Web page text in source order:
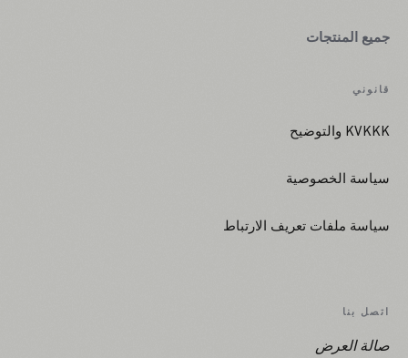
جميع المنتجات
قانوني
KVKKK والتوضيح
سياسة الخصوصية
سياسة ملفات تعريف الارتباط
اتصل بنا
صالة العرض